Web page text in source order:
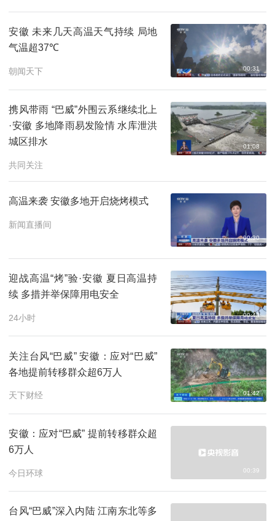
安徽 未来几天高温天气持续 局地
气温超37℃
朝闻天下 00:31
携风带雨 “巴威”外围云系继续北上
·安徽 多地降雨易发险情 水库泄洪
城区排水
共同关注
01:08
高温来袭 安徽多地开启烧烤模式
新闻直播间
00:30
迎战高温“烤”验·安徽 夏日高温持
续 多措并举保障用电安全
24小时 00:48
关注台风“巴威” 安徽：应对“巴威”
各地提前转移群众超6万人
天下财经 01:42
安徽：应对“巴威” 提前转移群众超
6万人
今日环球 00:39
台风“巴威”深入内陆 江南东北等多